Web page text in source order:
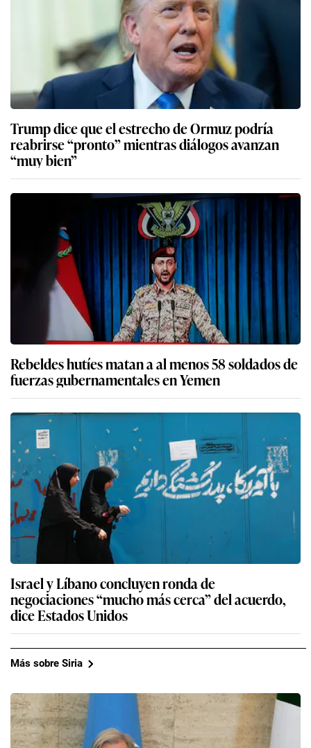
Trump dice que el estrecho de Ormuz podría
reabrirse “pronto” mientras diálogos avanzan
“muy bien”
Rebeldes hutíes matan a al menos 58 soldados de
fuerzas gubernamentales en Yemen
Israel y Líbano concluyen ronda de
negociaciones “mucho más cerca” del acuerdo,
dice Estados Unidos
Más sobre Siria